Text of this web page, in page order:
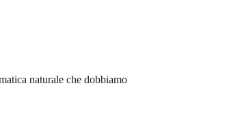
naturale che dobbiamo